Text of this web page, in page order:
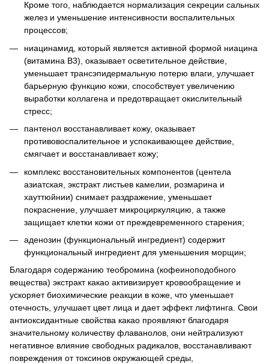
Кроме того, наблюдается нормализация секреции сальных
желез и уменьшение интенсивности воспалительных
процессов;
ниацинамид, который является активной формой ниацина
(витамина В3), оказывает осветительное действие,
уменьшает трансэпидермальную потерю влаги, улучшает
барьерную функцию кожи, способствует увеличению
выработки коллагена и предотвращает окислительный
стресс;
пантенол восстанавливает кожу, оказывает
противовоспалительное и успокаивающее действие,
смягчает и восстанавливает кожу;
комплекс восстановительных компонентов (центела
азиатская, экстракт листьев камелии, розмарина и
хауттюйнии) снимает раздражение, уменьшает
покраснение, улучшает микроциркуляцию, а также
защищает клетки кожи от преждевременного старения;
аденозин (функциональный ингредиент) содержит
функциональный ингредиент для уменьшения морщин;
Благодаря содержанию теобромина (кофеиноподобного
вещества) экстракт какао активизирует кровообращение и
ускоряет биохимические реакции в коже, что уменьшает
отечность, улучшает цвет лица и дает эффект лифтинга. Свои
антиоксидантные свойства какао проявляют благодаря
значительному количеству флаванолов, они нейтрализуют
негативное влияние свободных радикалов, восстанавливают
повреждения от токсинов окружающей среды,